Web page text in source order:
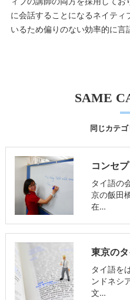
に会話することになるネイテ
いるため偏りのない効率的に言
同じカテ
SAME
コンセプ
タイ語の
京の飯田
在…
タイ語を
ンドネシ
文…